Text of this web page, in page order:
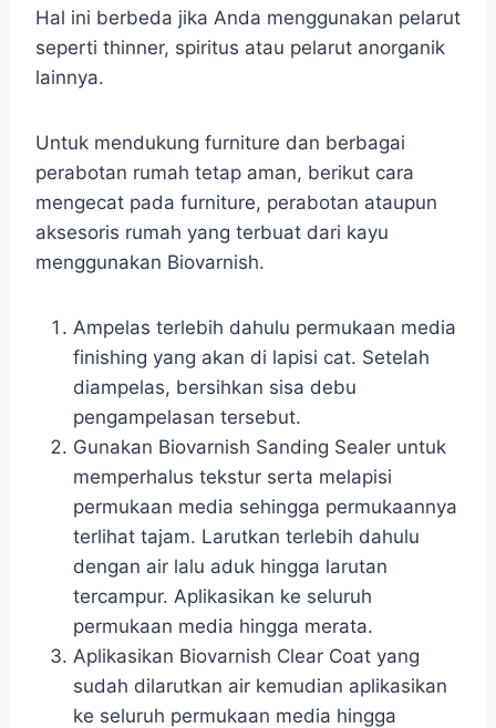
Hal ini berbeda jika Anda menggunakan pelarut
seperti thinner, spiritus atau pelarut anorganik
lainnya.
Untuk mendukung furniture dan berbagai
perabotan rumah tetap aman, berikut cara
mengecat pada furniture, perabotan ataupun
aksesoris rumah yang terbuat dari kayu
menggunakan Biovarnish.
Ampelas terlebih dahulu permukaan media
finishing yang akan di lapisi cat. Setelah
diampelas, bersihkan sisa debu
pengampelasan tersebut.
Gunakan Biovarnish Sanding Sealer untuk
memperhalus tekstur serta melapisi
permukaan media sehingga permukaannya
terlihat tajam. Larutkan terlebih dahulu
dengan air lalu aduk hingga larutan
tercampur. Aplikasikan ke seluruh
permukaan media hingga merata.
Aplikasikan Biovarnish Clear Coat yang
sudah dilarutkan air kemudian aplikasikan
ke seluruh permukaan media hingga